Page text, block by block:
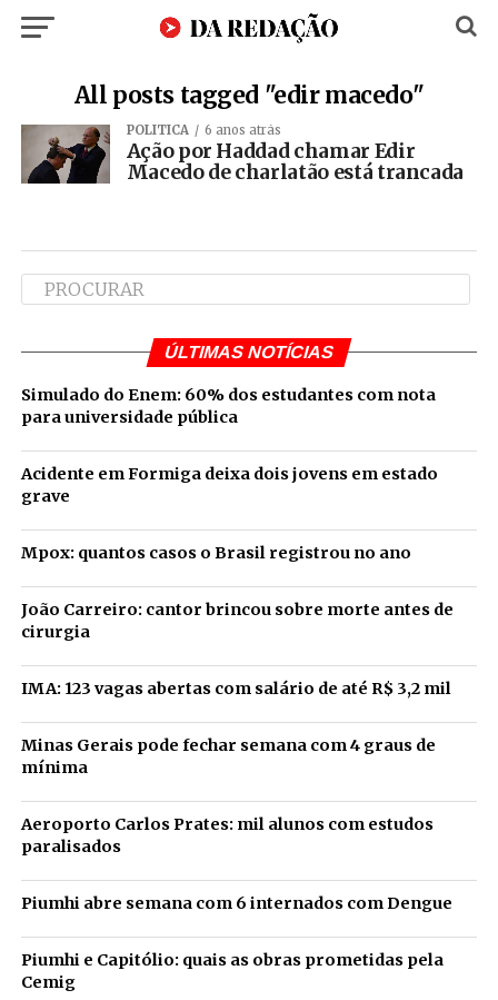
All posts tagged "edir macedo"
POLÍTICA 6 anos atrás
Ação por Haddad chamar Edir
Macedo de charlatão está trancada
ÚLTIMAS NOTÍCIAS
Simulado do Enem: 60% dos estudantes com nota
para universidade pública
Acidente em Formiga deixa dois jovens em estado
grave
Mpox: quantos casos o Brasil registrou no ano
João Carreiro: cantor brincou sobre morte antes de
cirurgia
IMA: 123 vagas abertas com salário de até R$ 3,2 mil
Minas Gerais pode fechar semana com 4 graus de
mínima
Aeroporto Carlos Prates: mil alunos com estudos
paralisados
Piumhi abre semana com 6 internados com Dengue
Piumhi e Capitólio: quais as obras prometidas pela
Cemig